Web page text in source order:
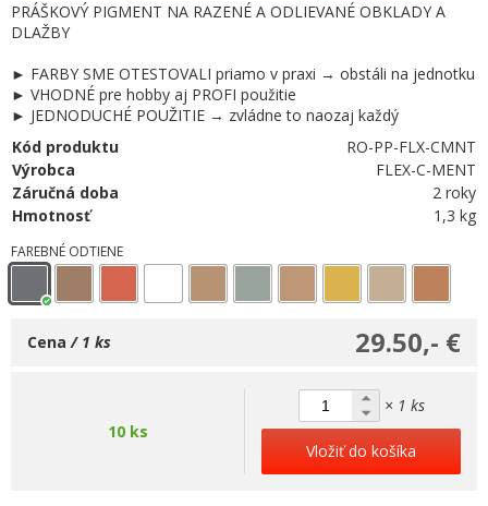
PRÁŠKOVÝ PIGMENT NA RAZENÉ A ODLIEVANÉ OBKLADY A
DLAŽBY
► FARBY SME OTESTOVALI priamo v praxi → obstáli na jednotku
► VHODNÉ pre hobby aj PROFI použitie
► JEDNODUCHÉ POUŽITIE → zvládne to naozaj každý
Kód produktu
RO-PP-FLX-CMNT
Výrobca
FLEX-C-MENT
Záručná doba
2 roky
Hmotnosť
1,3 kg
FAREBNÉ ODTIENE
29.50,- €
Cena / 1 ks
10 ks
× 1 ks
Vložiť do košíka